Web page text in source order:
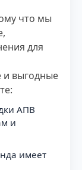
что мы
для
и выгодные
АПВ
и
имеет